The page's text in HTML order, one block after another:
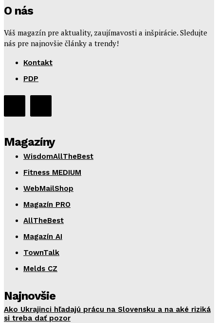
O nás
Váš magazín pre aktuality, zaujímavosti a inšpirácie. Sledujte
nás pre najnovšie články a trendy!
Kontakt
PDP
Magazíny
WisdomAllTheBest
Fitness MEDIUM
WebMailShop
Magazín PRO
AllTheBest
Magazín AI
TownTalk
Melds CZ
Najnovšie
Ako Ukrajinci hľadajú prácu na Slovensku a na aké riziká
si treba dať pozor